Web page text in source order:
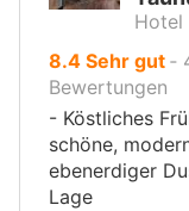
Hotel
8.4von
10,
Sehr gut ‐
Bewertungen
- Köstliches
schöne,
ebenerdiger
Lage